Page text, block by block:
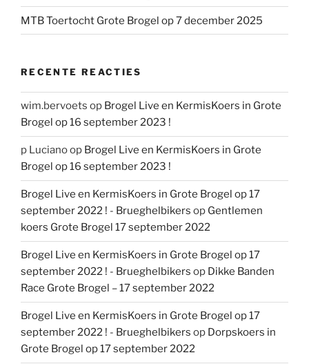
MTB Toertocht Grote Brogel op 7 december 2025
RECENTE REACTIES
wim.bervoets op Brogel Live en KermisKoers in Grote
Brogel op 16 september 2023 !
p Lucianoop Brogel Live en KermisKoers in Grote
Brogel op 16 september 2023 !
Brogel Live en KermisKoers in Grote Brogel op 17
september 2022 ! - Brueghelbikers op Gentlemen
koers Grote Brogel 17 september 2022
Brogel Live en KermisKoers in Grote Brogel op 17
september 2022 ! - Brueghelbikers op Dikke Banden
Race Grote Brogel – 17 september 2022
Brogel Live en KermisKoers in Grote Brogel op 17
september 2022 ! - Brueghelbikers op Dorpskoers in
Grote Brogel op 17 september 2022